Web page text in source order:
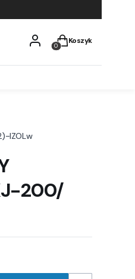
Produkty w
Koszyk
IZOLw
200/